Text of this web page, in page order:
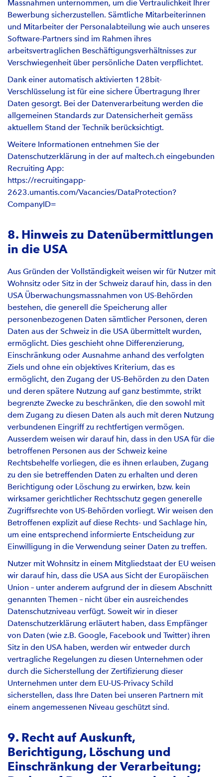
Massnahmen unternommen, um die Vertraulichkeit Ihrer
Bewerbung sicherzustellen. Sämtliche Mitarbeiterinnen
und Mitarbeiter der Personalabteilung wie auch unseres
Software-Partners sind im Rahmen ihres
arbeitsvertraglichen Beschäftigungsverhältnisses zur
Verschwiegenheit über persönliche Daten verpflichtet.
Dank einer automatisch aktivierten 128bit-
Verschlüsselung ist für eine sichere Übertragung Ihrer
Daten gesorgt. Bei der Datenverarbeitung werden die
allgemeinen Standards zur Datensicherheit gemäss
aktuellem Stand der Technik berücksichtigt.
Weitere Informationen entnehmen Sie der
Datenschutzerklärung in der auf maltech.ch eingebunden
Recruiting App:
https://recruitingapp-
2623.umantis.com/Vacancies/DataProtection?
CompanyID=
8. Hinweis zu Datenübermittlungen
in die USA
Aus Gründen der Vollständigkeit weisen wir für Nutzer mit
Wohnsitz oder Sitz in der Schweiz darauf hin, dass in den
USA Überwachungsmassnahmen von US-Behörden
bestehen, die generell die Speicherung aller
personenbezogenen Daten sämtlicher Personen, deren
Daten aus der Schweiz in die USA übermittelt wurden,
ermöglicht. Dies geschieht ohne Differenzierung,
Einschränkung oder Ausnahme anhand des verfolgten
Ziels und ohne ein objektives Kriterium, das es
ermöglicht, den Zugang der US-Behörden zu den Daten
und deren spätere Nutzung auf ganz bestimmte, strikt
begrenzte Zwecke zu beschränken, die den sowohl mit
dem Zugang zu diesen Daten als auch mit deren Nutzung
verbundenen Eingriff zu rechtfertigen vermögen.
Ausserdem weisen wir darauf hin, dass in den USA für die
betroffenen Personen aus der Schweiz keine
Rechtsbehelfe vorliegen, die es ihnen erlauben, Zugang
zu den sie betreffenden Daten zu erhalten und deren
Berichtigung oder Löschung zu erwirken, bzw. kein
wirksamer gerichtlicher Rechtsschutz gegen generelle
Zugriffsrechte von US-Behörden vorliegt. Wir weisen den
Betroffenen explizit auf diese Rechts- und Sachlage hin,
um eine entsprechend informierte Entscheidung zur
Einwilligung in die Verwendung seiner Daten zu treffen.
Nutzer mit Wohnsitz in einem Mitgliedstaat der EU weisen
wir darauf hin, dass die USA aus Sicht der Europäischen
Union – unter anderem aufgrund der in diesem Abschnitt
genannten Themen – nicht über ein ausreichendes
Datenschutzniveau verfügt. Soweit wir in dieser
Datenschutzerklärung erläutert haben, dass Empfänger
von Daten (wie z.B. Google, Facebook und Twitter) ihren
Sitz in den USA haben, werden wir entweder durch
vertragliche Regelungen zu diesen Unternehmen oder
durch die Sicherstellung der Zertifizierung dieser
Unternehmen unter dem EU-US-Privacy Schild
sicherstellen, dass Ihre Daten bei unseren Partnern mit
einem angemessenen Niveau geschützt sind.
9. Recht auf Auskunft,
Berichtigung, Löschung und
Einschränkung der Verarbeitung;